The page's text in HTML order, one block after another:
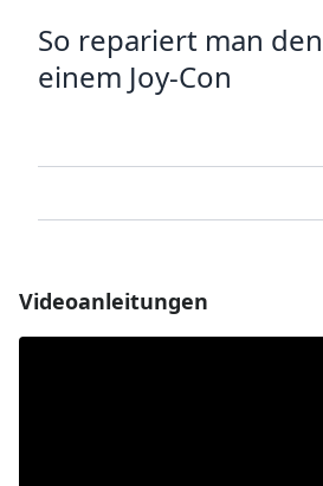
So repariert man
einem Joy-Con
Videoanleitungen